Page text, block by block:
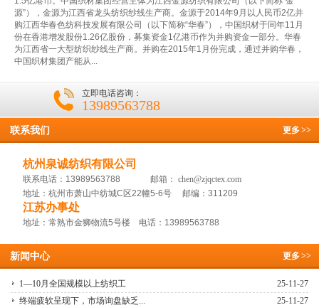
源”），金源为江西省龙头纺织纱线生产商。金源于2014年9月以人民币2亿并
购江西华春色纺科技发展有限公司（以下简称“华春”），中国织材于同年11月
份在香港增发股份1.26亿股份，募集资金1亿港币作为并购资金一部分。华春
为江西省一大型纺织纱线生产商。并购在2015年1月份完成，通过并购华春，
中国织材集团产能从...
立即电话咨询：
13989563788
更多>>
联系我们
杭州泉诚纺织有限公司
联系电话：13989563788 邮箱： chen@zjqctex.com
地址：杭州市萧山中纺城C区22幢5-6号 邮编：311209
江苏办事处
地址：常熟市金狮物流5号楼 电话：13989563788
更多>>
新闻中心
25-11-27
1—10月全国规模以上纺织工
25-11-27
终端疲软呈现下，市场询盘缺乏...